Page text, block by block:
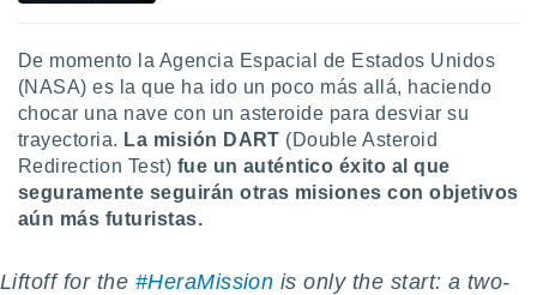
únicos
similares
como
este sitio
posible
De momento la Agencia Espacial de Estados Unidos
(NASA) es la que ha ido un poco más allá, haciendo
chocar una nave con un asteroide para desviar su
trayectoria. La misión DART (Double Asteroid
Redirection Test) fue un auténtico éxito al que
seguramente seguirán otras misiones con objetivos
aún más futuristas.
Liftoff for the #HeraMission is only the start: a two-